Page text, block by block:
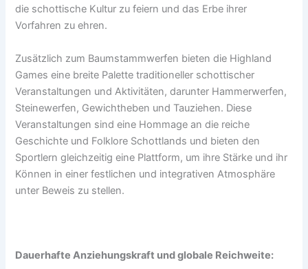
die schottische Kultur zu feiern und das Erbe ihrer
Vorfahren zu ehren.
Zusätzlich zum Baumstammwerfen bieten die Highland
Games eine breite Palette traditioneller schottischer
Veranstaltungen und Aktivitäten, darunter Hammerwerfen,
Steinewerfen, Gewichtheben und Tauziehen. Diese
Veranstaltungen sind eine Hommage an die reiche
Geschichte und Folklore Schottlands und bieten den
Sportlern gleichzeitig eine Plattform, um ihre Stärke und ihr
Können in einer festlichen und integrativen Atmosphäre
unter Beweis zu stellen.
Dauerhafte Anziehungskraft und globale Reichweite: